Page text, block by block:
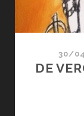
30/
DE